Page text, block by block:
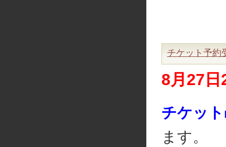
チケット予約
8月27日
チケッ
ます。